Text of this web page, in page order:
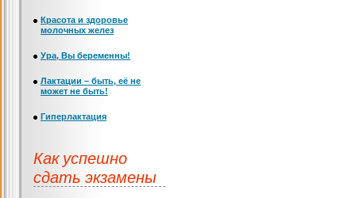
Красота и здоровье
молочных желез
Ура, Вы беременны!
Лактации – быть, её не
может не быть!
Гиперлактация
Как успешно
сдать экзамены